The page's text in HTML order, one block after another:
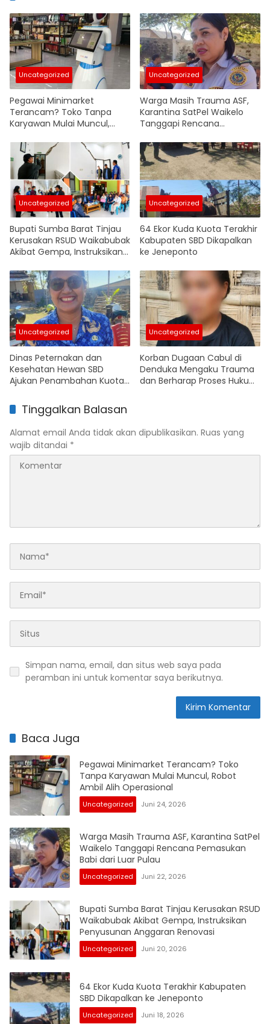
Uncategorized
Pegawai Minimarket
Terancam? Toko Tanpa
Karyawan Mulai Muncul,
Uncategorized
Warga Masih Trauma ASF,
Karantina SatPel Waikelo
Tanggapi Rencana
Pulau
Uncategorized
Bupati Sumba Barat Tinjau
Kerusakan RSUD Waikabubak
Akibat Gempa, Instruksikan
Renovasi
Uncategorized
64 Ekor Kuda Kuota Terakhir
Kabupaten SBD Dikapalkan
ke Jeneponto
Uncategorized
Dinas Peternakan dan
Kesehatan Hewan SBD
Ajukan Penambahan Kuota
Uncategorized
Korban Dugaan Cabul di
Denduka Mengaku Trauma
dan Berharap Proses Hukum
Tinggalkan Balasan
Alamat email Anda tidak akan dipublikasikan. Ruas yang
wajib ditandai *
Simpan nama, email, dan situs web saya pada
peramban ini untuk komentar saya berikutnya.
Baca Juga
Pegawai Minimarket Terancam? Toko
Tanpa Karyawan Mulai Muncul, Robot
Ambil Alih Operasional
Uncategorized Juni 24, 2026
Warga Masih Trauma ASF, Karantina SatPel
Waikelo Tanggapi Rencana Pemasukan
Babi dari Luar Pulau
Uncategorized Juni 22, 2026
Bupati Sumba Barat Tinjau Kerusakan RSUD
Waikabubak Akibat Gempa, Instruksikan
Penyusunan Anggaran Renovasi
Uncategorized Juni 20, 2026
64 Ekor Kuda Kuota Terakhir Kabupaten
SBD Dikapalkan ke Jeneponto
Uncategorized Juni 18, 2026